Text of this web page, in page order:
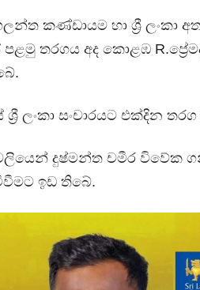
කණ්ඩායම හා ශ්‍රී ලංකා
තරගය අද කොළඹ
ලංකා සංචාරයට එක්දින
දුෂ්මන්ත චමීර විවේක
ඉඩ තිබේ.